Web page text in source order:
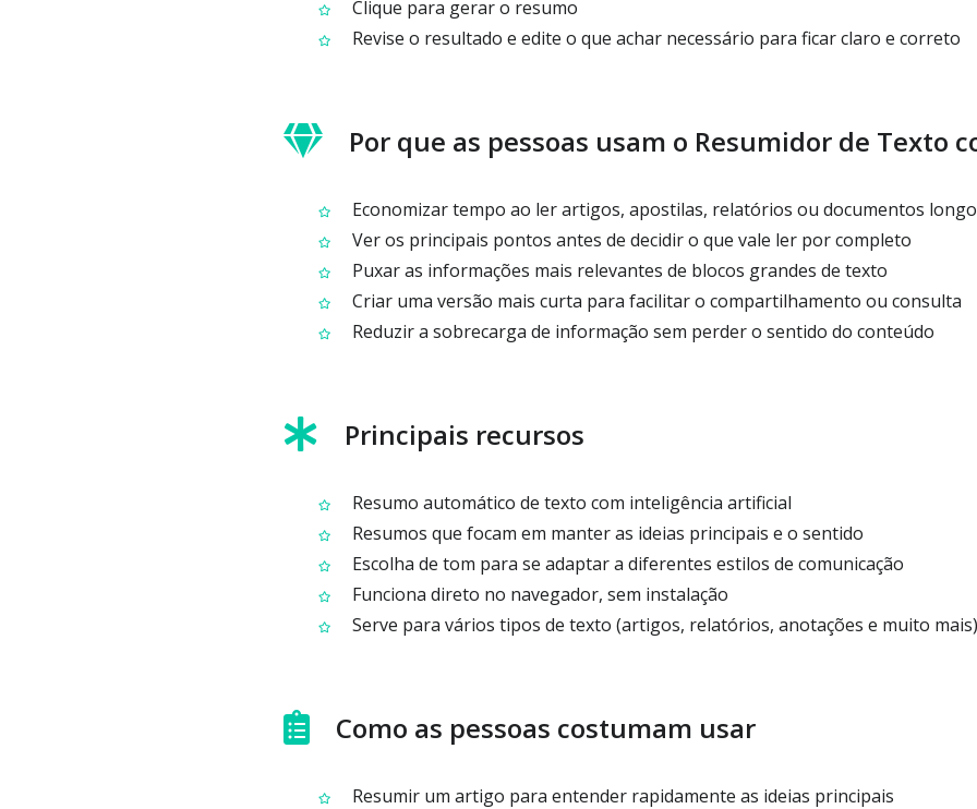
Clique para gerar o resumo
Revise o resultado e edite o que achar necessário para ficar claro e correto
Por que as pessoas usam o Resumidor de Texto
Economizar tempo ao ler artigos, apostilas, relatórios ou documentos
Ver os principais pontos antes de decidir o que vale ler por completo
Puxar as informações mais relevantes de blocos grandes de texto
Criar uma versão mais curta para facilitar o compartilhamento ou consulta
Reduzir a sobrecarga de informação sem perder o sentido do conteúdo
Principais recursos
Resumo automático de texto com inteligência artificial
Resumos que focam em manter as ideias principais e o sentido
Escolha de tom para se adaptar a diferentes estilos de comunicação
Funciona direto no navegador, sem instalação
Serve para vários tipos de texto (artigos, relatórios, anotações e muito mais)
Como as pessoas costumam usar
Resumir um artigo para entender rapidamente as ideias principais